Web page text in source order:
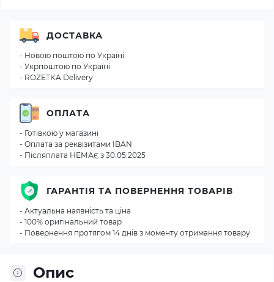
Опис
ДОСТАВКА
- Новою поштою по Україні
- Укрпоштою по Україні
- ROZETKA Delivery
ОПЛАТА
- Готівкою у магазині
- Оплата за реквізитами IBAN
- Післяплата НЕМАЄ з 30.05.2025
ГАРАНТІЯ ТА ПОВЕРНЕННЯ ТОВАРІВ
- Актуальна наявність та ціна
- 100% оригінальний товар
- Повернення протягом 14 днів з моменту отримання товару